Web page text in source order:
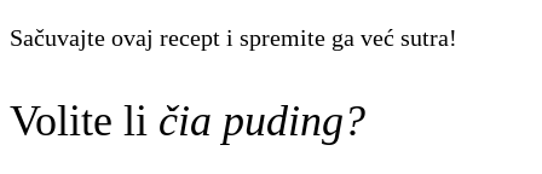
Sačuvajte ovaj recept i spremite ga već sutra!
Volite li čia puding?